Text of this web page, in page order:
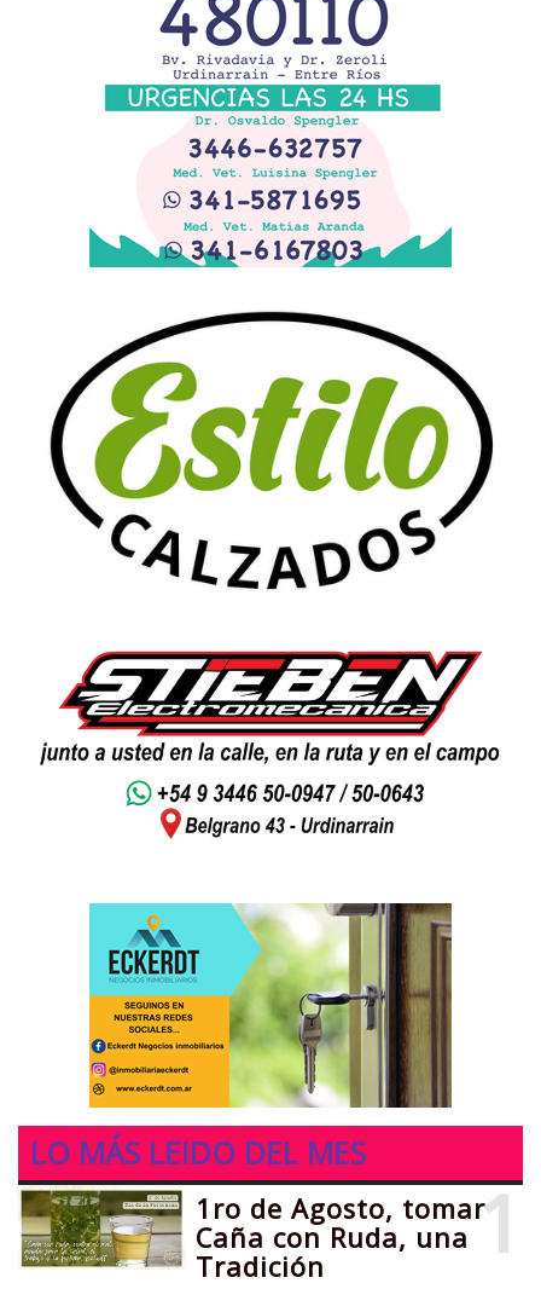
LO MÁS LEIDO DEL MES
1
1ro de Agosto, tomar
Caña con Ruda, una
Tradición